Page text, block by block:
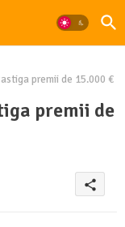
premii de 15.000 €
premii de
share